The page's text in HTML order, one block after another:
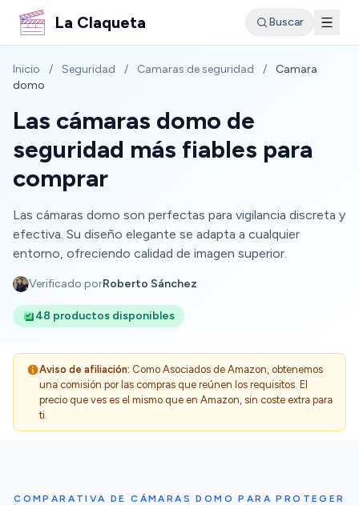
La Claqueta Buscar
Inicio / Seguridad / Camaras de seguridad /
Camara
domo
Las cámaras domo de
seguridad más fiables para
comprar
Las cámaras domo son perfectas para vigilancia discreta y
efectiva. Su diseño elegante se adapta a cualquier
entorno, ofreciendo calidad de imagen superior.
Verificado porRoberto Sánchez
48 productos disponibles
Aviso de afiliación: Como Asociados de Amazon, obtenemos
una comisión por las compras que reúnen los requisitos. El
precio que ves es el mismo que en Amazon, sin coste extra para
ti.
COMPARATIVA DE CÁMARAS DOMO PARA PROTEGER